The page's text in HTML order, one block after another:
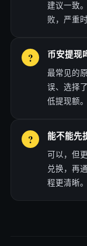
建议一致
败，严重
币安提现
最常见的
误、选择
低提现额。
能不能先
可以，但
兑换，再
程更清晰。